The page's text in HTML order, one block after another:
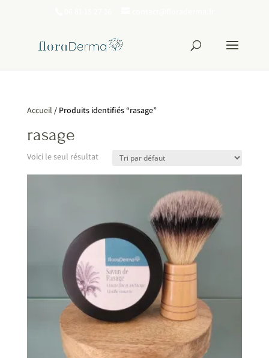
Accueil / Produits identifiés “rasage”
rasage
Voici le seul résultat